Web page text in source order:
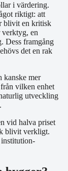
i värdering.
riktigt: att
blivit en kritisk
en
Dess framgång
det en rak
kanske mer
vilken enhet
utveckling
vid halva priset
blivit verkligt.
institution-